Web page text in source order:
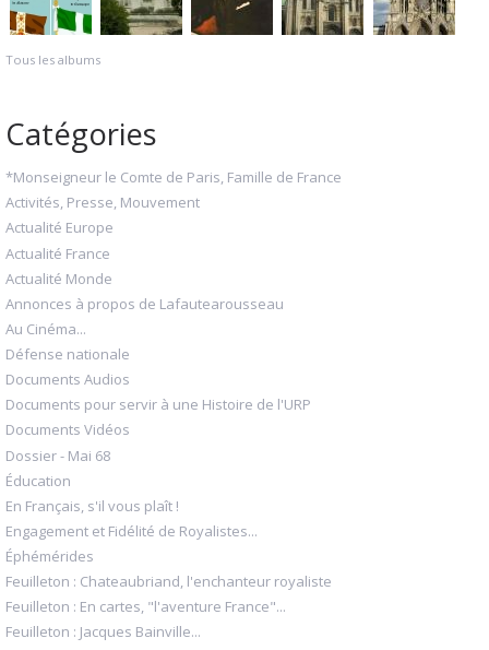
Tous les albums
Catégories
*Monseigneur le Comte de Paris, Famille de France
Activités, Presse, Mouvement
Actualité Europe
Actualité France
Actualité Monde
Annonces à propos de Lafautearousseau
Au Cinéma...
Défense nationale
Documents Audios
Documents pour servir à une Histoire de l'URP
Documents Vidéos
Dossier - Mai 68
Éducation
En Français, s'il vous plaît !
Engagement et Fidélité de Royalistes...
Éphémérides
Feuilleton : Chateaubriand, l'enchanteur royaliste
Feuilleton : En cartes, "l'aventure France"...
Feuilleton : Jacques Bainville...